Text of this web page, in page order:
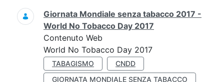
Giornata Mondiale senza tabacco 2017 -
World No Tobacco Day 2017
Contenuto Web
World No Tobacco Day 2017
TABAGISMO
CNDD
GIORNATA MONDIALE SENZA TABACCO